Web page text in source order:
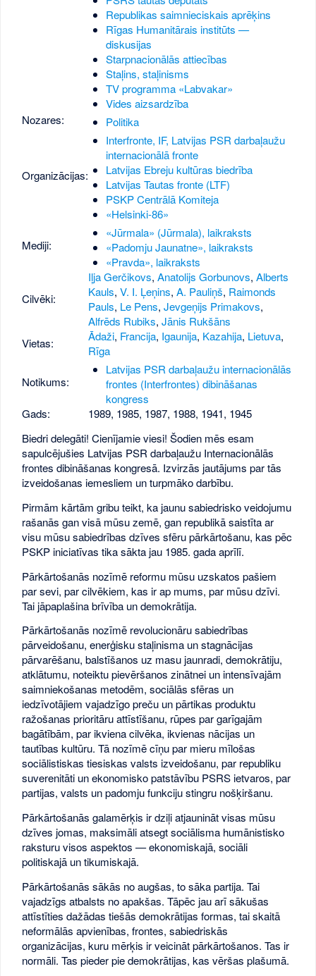
Republikas saimnieciskais aprēķins
Rīgas Humanitārais institūts —
diskusijas
Starpnacionālās attiecības
Staļins, staļinisms
TV programma «Labvakar»
Vides aizsardzība
Nozares:
Politika
Organizācijas:
Interfronte, IF, Latvijas PSR darbaļaužu
internacionālā fronte
Latvijas Ebreju kultūras biedrība
Latvijas Tautas fronte (LTF)
PSKP Centrālā Komiteja
«Helsinki-86»
Mediji:
«Jūrmala» (Jūrmala), laikraksts
«Padomju Jaunatne», laikraksts
«Pravda», laikraksts
Cilvēki:
Iļja Gerčikovs,Anatolijs Gorbunovs,Alberts
Kauls,V. I. Ļeņins,A. Pauliņš, Raimonds
Pauls, Le Pens,Jevgeņijs Primakovs,
Alfrēds Rubiks,Jānis Rukšāns
Vietas:
Ādaži, Francija, Igaunija, Kazahija, Lietuva,
Rīga
Notikums:
Latvijas PSR darbaļaužu internacionālās
frontes (Interfrontes) dibināšanas
kongress
Gads:
1989, 1985, 1987, 1988, 1941, 1945
Biedri delegāti! Cienījamie viesi! Šodien mēs esam
sapulcējušies Latvijas PSR darbaļaužu Internacionālās
frontes dibināšanas kongresā. Izvirzās jautājums par tās
izveidošanas iemesliem un turpmāko darbību.
Pirmām kārtām gribu teikt, ka jaunu sabiedrisko veidojumu
rašanās gan visā mūsu zemē, gan republikā saistīta ar
visu mūsu sabiedrības dzīves sfēru pārkārtošanu, kas pēc
PSKP iniciatīvas tika sākta jau 1985. gada aprīlī.
Pārkārtošanās nozīmē reformu mūsu uzskatos pašiem
par sevi, par cilvēkiem, kas ir ap mums, par mūsu dzīvi.
Tai jāpaplašina brīvība un demokrātija.
Pārkārtošanās nozīmē revolucionāru sabiedrības
pārveidošanu, enerģisku staļinisma un stagnācijas
pārvarēšanu, balstīšanos uz masu jaunradi, demokrātiju,
atklātumu, noteiktu pievēršanos zinātnei un intensīvajām
saimniekošanas metodēm, sociālās sfēras un
iedzīvotājiem vajadzīgo preču un pārtikas produktu
ražošanas prioritāru attīstīšanu, rūpes par garīgajām
bagātībām, par ikviena cilvēka, ikvienas nācijas un
tautības kultūru. Tā nozīmē cīņu par mieru mīlošas
sociālistiskas tiesiskas valsts izveidošanu, par republiku
suverenitāti un ekonomisko patstāvību PSRS ietvaros, par
partijas, valsts un padomju funkciju stingru nošķiršanu.
Pārkārtošanās galamērķis ir dziļi atjaunināt visas mūsu
dzīves jomas, maksimāli atsegt sociālisma humānistisko
raksturu visos aspektos — ekonomiskajā, sociāli
politiskajā un tikumiskajā.
Pārkārtošanās sākās no augšas, to sāka partija. Tai
vajadzīgs atbalsts no apakšas. Tāpēc jau arī sākušas
attīstīties dažādas tiešās demokrātijas formas, tai skaitā
neformālās apvienības, frontes, sabiedriskās
organizācijas, kuru mērķis ir veicināt pārkārtošanos. Tas ir
normāli. Tas pieder pie demokrātijas, kas vēršas plašumā.